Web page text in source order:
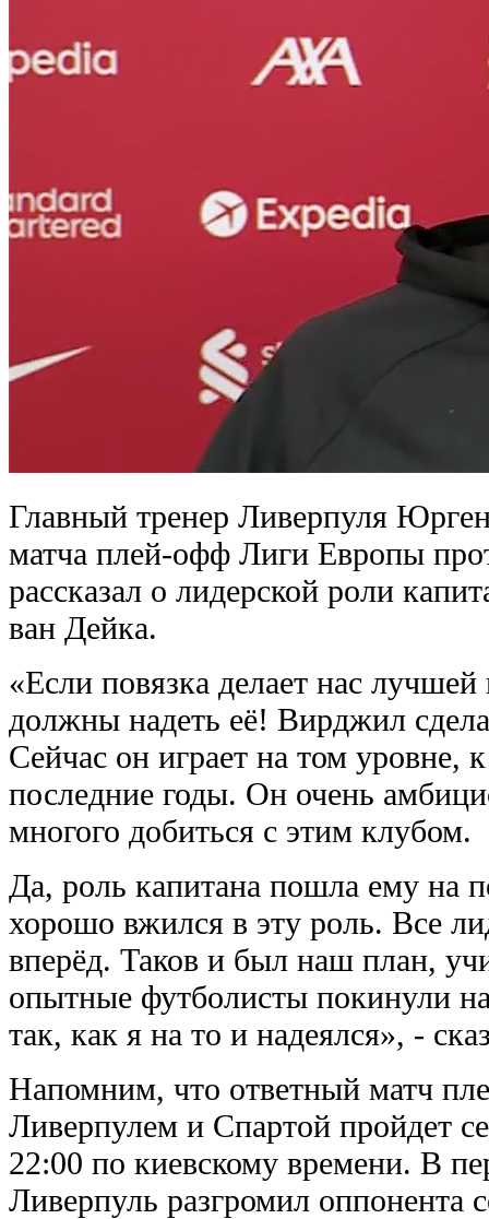
Главный тренер Ливерпуля
матча плей-офф Лиги Европы
рассказал о лидерской роли
ван Дейка.
«Если повязка делает нас
должны надеть её! Вирджил
Сейчас он играет на том уровне,
последние годы. Он очень
многого добиться с этим клубом.
Да, роль капитана пошла ему на
хорошо вжился в эту роль. Все
вперёд. Таков и был наш план,
опытные футболисты покинули
так, как я на то и надеялся», -
Напомним, что ответный матч
Ливерпулем и Спартой пройдет
22:00 по киевскому времени. В
Ливерпуль разгромил оппонента